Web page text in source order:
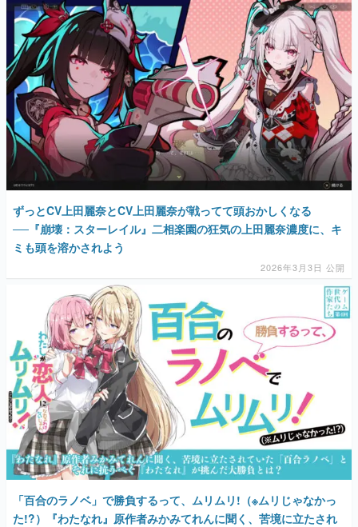
特集記事
マンガ
女性向け
アプリレビュー
その他
電ファミニコゲーマーとは？
運営：株式会社マレ
ずっとCV上田麗奈とCV上田麗奈が戦ってて頭おかしくなる
──『崩壊：スターレイル』二相楽園の狂気の上田麗奈濃度に、キ
ミも頭を溶かされよう
2026年3月3日 公開
「百合のラノベ」で勝負するって、ムリムリ!（※ムリじゃなかっ
た!?）『わたなれ』原作者みかみてれんに聞く、苦境に立たされ